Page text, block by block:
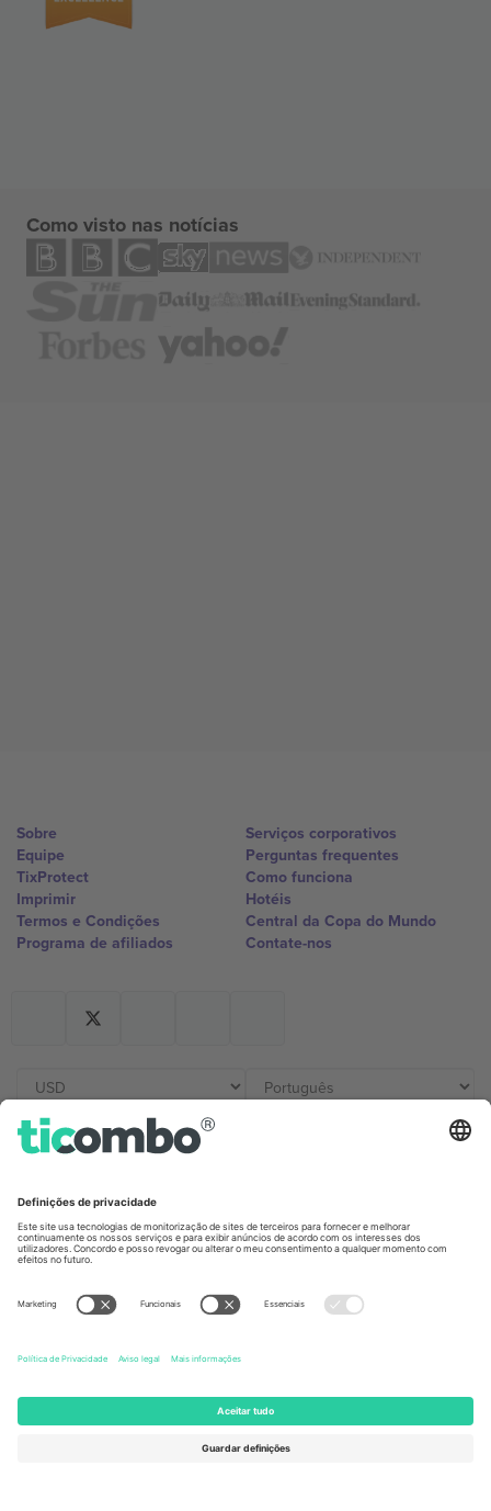
Como visto nas notícias
Sobre
Equipe
TixProtect
Imprimir
Termos e Condições
Programa de afiliados
Serviços corporativos
Perguntas frequentes
Como funciona
Hotéis
Central da Copa do Mundo
Contate-nos
Germany
Unter den Linden 24, 10117
Berlin, Germany
167 City Road, London, Greater
131 Continental Dr, Suite 305,